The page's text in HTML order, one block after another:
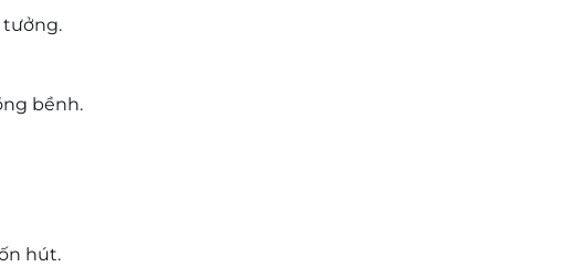
tưởng.
bềnh.
hút.